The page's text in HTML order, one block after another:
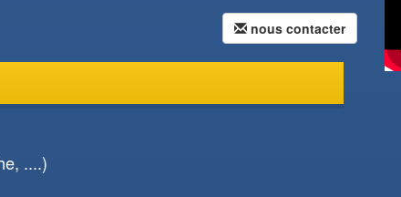
nous contacter
....)